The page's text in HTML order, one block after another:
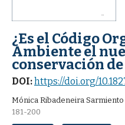
¿Es el Código
Ambiente el
conservación
DOI:https://doi.org/
Mónica Ribadeneira Sarmiento
181-200